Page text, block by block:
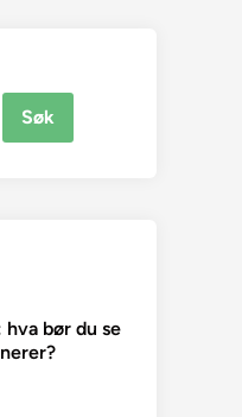
Søk
bør du se